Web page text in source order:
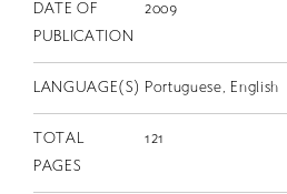
DATE OF
PUBLICATION
2009
LANGUAGE(S) Portuguese, English
TOTAL
PAGES
121